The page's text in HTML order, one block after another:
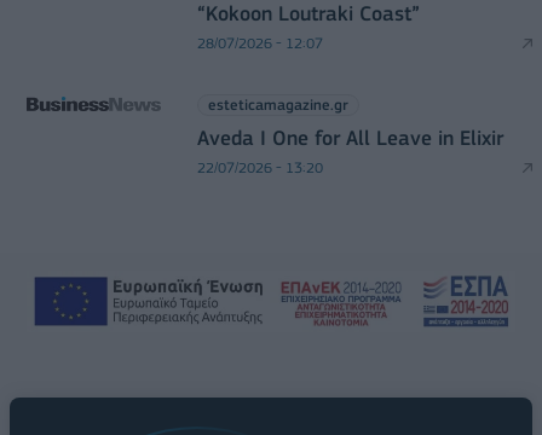
“Kokoon Loutraki Coast”
28/07/2026 - 12:07
esteticamagazine.gr
Aveda I One for All Leave in Elixir
22/07/2026 - 13:20